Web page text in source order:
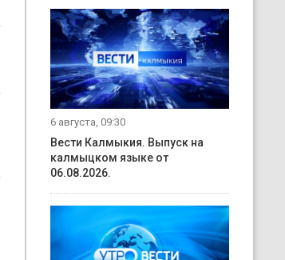
6 августа, 09:30
Вести Калмыкия. Выпуск на
калмыцком языке от
06.08.2026.